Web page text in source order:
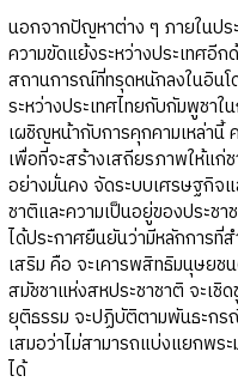
นอกจากปัญหาต่าง ๆ ภายในปร
ความขัดแย้งระหว่างประเทศอี
สถานการณ์ที่ทรุดหนักลงในอิน
ระหว่างประเทศไทยกับกัมพูชา
เผชิญหน้ากับการคุกคามเหล่านี้
เพื่อที่จะสร้างเสถียรภาพให้แก่
อย่างมั่นคง จัดระบบเศรษฐกิจ
ชาติและความเป็นอยู่ของประช
ได้ประกาศยืนยันว่ามีหลักการ
เสริม คือ จะเคารพสิทธิมนุษย
สมัชชาแห่งสหประชาชาติ จะเ
ยุติธรรม จะปฏิบัติตามพันธะกร
เสมอว่าไม่สามารถแบ่งแยกพร
ได้